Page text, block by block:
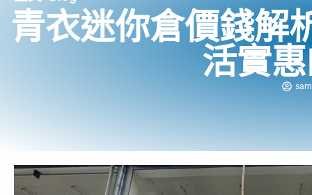
青衣迷你倉價錢解
活實